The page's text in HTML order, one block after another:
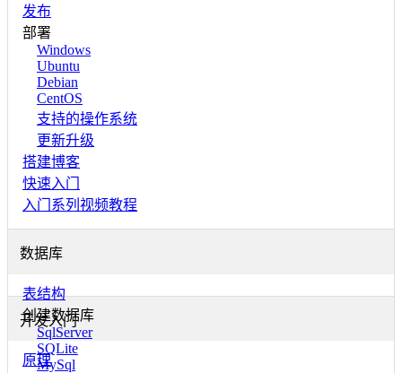
发布
部署
Windows
Ubuntu
Debian
CentOS
支持的操作系统
更新升级
搭建博客
快速入门
入门系列视频教程
数据库
表结构
创建数据库
SqlServer
SQLite
MySql
开发入门
原理